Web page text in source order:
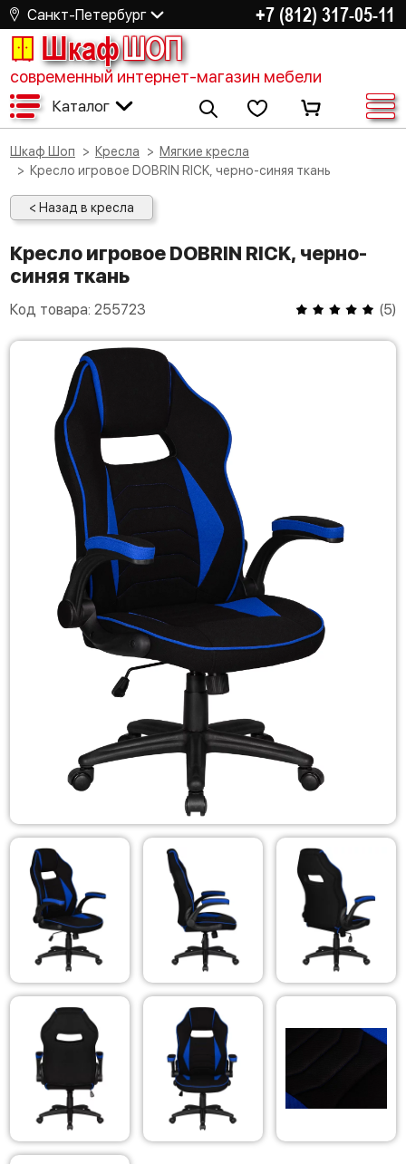
Санкт-Петербург +7 (812) 317-05-11
ШкафШОП
современный интернет-магазин мебели
Каталог
Шкаф Шоп Кресла
Мягкие кресла
Кресло игровое DOBRIN RICK, черно-синяя ткань
< Назад в кресла
Кресло игровое DOBRIN RICK, черно-
синяя ткань
Код товара: 255723 (5)